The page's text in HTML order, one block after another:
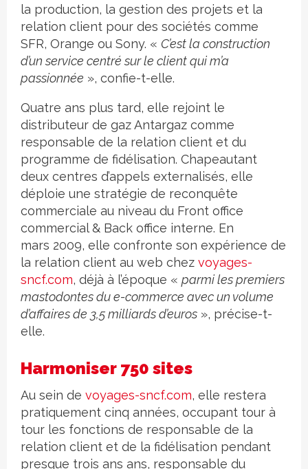
la production, la gestion des projets et la
relation client pour des sociétés comme
SFR, Orange ou Sony. « C’est la construction
d’un service centré sur le client qui m’a
passionnée », confie-t-elle.
Quatre ans plus tard, elle rejoint le
distributeur de gaz Antargaz comme
responsable de la relation client et du
programme de fidélisation. Chapeautant
deux centres d’appels externalisés, elle
déploie une stratégie de reconquête
commerciale au niveau du Front office
commercial & Back office interne. En
mars 2009, elle confronte son expérience de
la relation client au web chez voyages-
sncf.com, déjà à l’époque « parmi les premiers
mastodontes du e-commerce avec un volume
d’affaires de 3,5 milliards d’euros », précise-t-
elle.
Harmoniser 750 sites
Au sein de voyages-sncf.com, elle restera
pratiquement cinq années, occupant tour à
tour les fonctions de responsable de la
relation client et de la fidélisation pendant
presque trois ans ans, responsable du